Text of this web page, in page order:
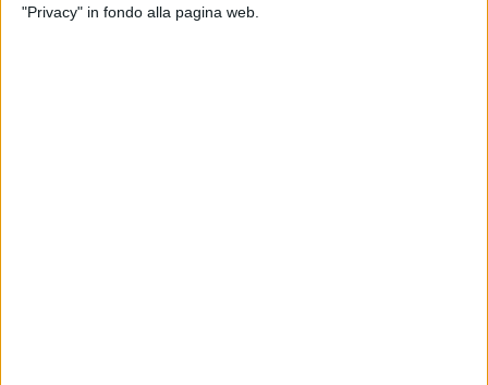
"Privacy" in fondo alla pagina web.
ematologiche. Sei le sessioni di lavoro, impreziosite dal